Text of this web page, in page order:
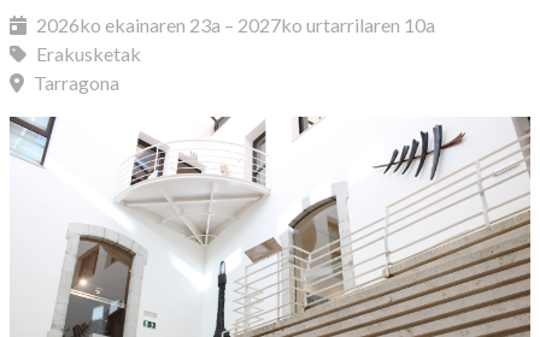
2026ko ekainaren 23a – 2027ko urtarrilaren 10a
Erakusketak
Tarragona